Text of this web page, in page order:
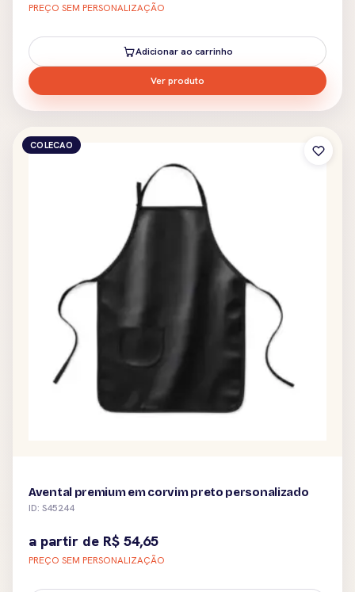
PREÇO SEM PERSONALIZAÇÃO
Adicionar ao carrinho
Ver produto
COLECAO
Avental premium em corvim preto personalizado
ID: S45244
a partir de R$ 54,65
PREÇO SEM PERSONALIZAÇÃO